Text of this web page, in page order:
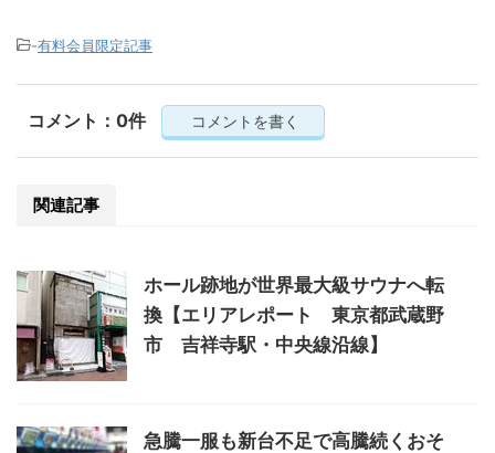
-有料会員限定記事
コメント：0件 コメントを書く
関連記事
ホール跡地が世界最大級サウナへ転
換【エリアレポート 東京都武蔵野
市 吉祥寺駅・中央線沿線】
急騰一服も新台不足で高騰続くおそ